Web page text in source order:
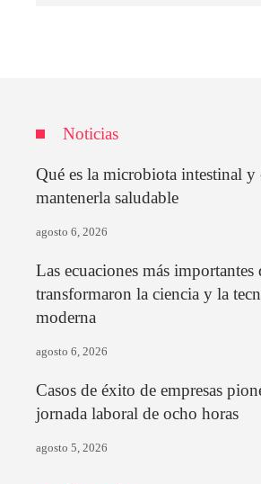
Noticias
Qué es la microbiota intestinal y
mantenerla saludable
agosto 6, 2026
Las ecuaciones más importantes
transformaron la ciencia y la
moderna
agosto 6, 2026
Casos de éxito de empresas
jornada laboral de ocho horas
agosto 5, 2026